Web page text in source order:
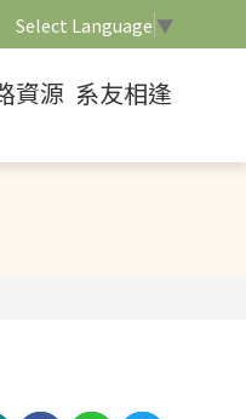
Select Language ▼
資源 系友相逢